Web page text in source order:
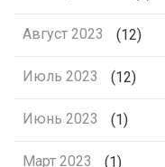
Август 2023 (12)
Июль 2023 (12)
Июнь 2023 (1)
Март 2023 (1)